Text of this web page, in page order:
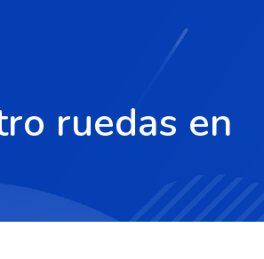
ruedas en